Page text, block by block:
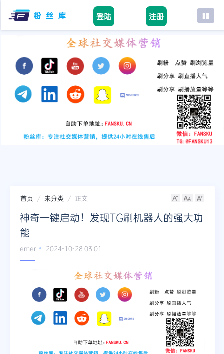
登陆 注册
首页
tiktok
youtube
instagram
首页 未分类 正文
神奇一键启动！发现TG刷机器人的强大功
能
emer 2024-10-28 03:01